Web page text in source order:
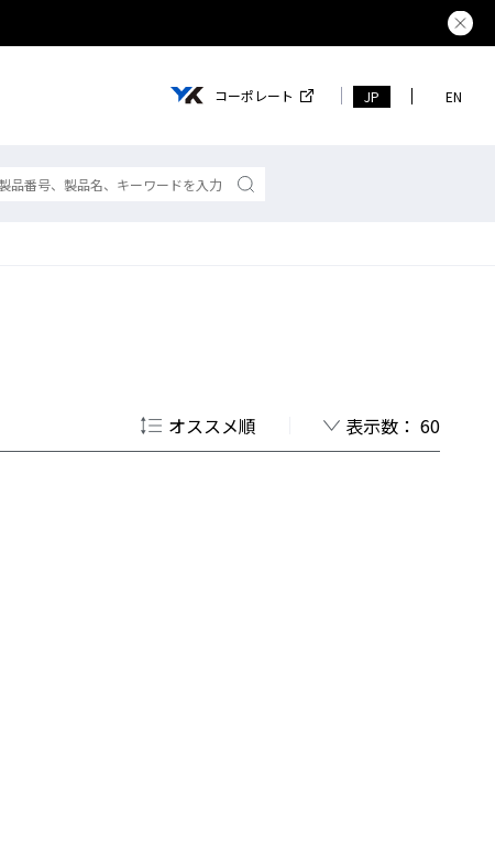
熊本県
コーポレート JP EN
オススメ順 表示数： 60